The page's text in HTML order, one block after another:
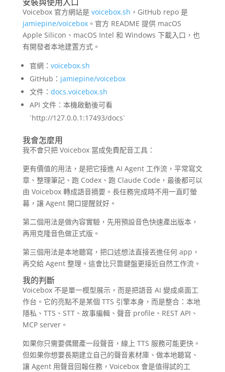
Voicebox 官方網站是 voicebox.sh ，GitHub repo 是
jamiepine/voicebox。官方 README 提供 macOS
Apple Silicon、macOS Intel 和 Windows 下載入口，也
有開發者本地建置方式。
官網： voicebox.sh
GitHub： jamiepine/voicebox
文件： docs.voicebox.sh
API 文件：本機啟動後可看
`http://127.0.0.1:17493/docs`
我會怎麼用
我不會只把 Voicebox 當成免費配音工具：
更有價值的用法，是把它接進 AI Agent 工作流，平常寫文
章、整理筆記、跑 Codex、跑 Claude Code，最後都可以
由 Voicebox 轉成語音摘要。長任務完成時不用一直盯螢
幕，讓 Agent 開口提醒就好。
第二個用法是做內容實驗，先用預設音色快速產出版本，
再用克隆音色做正式版。
第三個用法是本地聽寫，把口述想法直接丟進任何 app，
再交給 Agent 整理。這會比只靠鍵盤更接近自然工作流。
我的判斷
Voicebox 不是單一模型展示，而是把語音 AI 變成桌面工
作台。它的亮點不是某個 TTS 引擎本身，而是整合：本地
隱私、TTS、STT、故事編輯、聲音 profile、REST API、
MCP server。
如果你只需要偶爾產一段聲音，線上 TTS 服務可能更快。
但如果你想要長期建立自己的聲音素材庫、做本地聽寫、
讓 Agent 用聲音回報任務，Voicebox 會是值得試的工